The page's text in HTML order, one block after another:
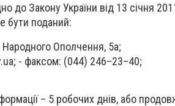
до Закону України від 13 січня
бути поданий:
Ополчення, 5а;
; - факсом: (044) 246–23–40;
– 5 робочих днів, або